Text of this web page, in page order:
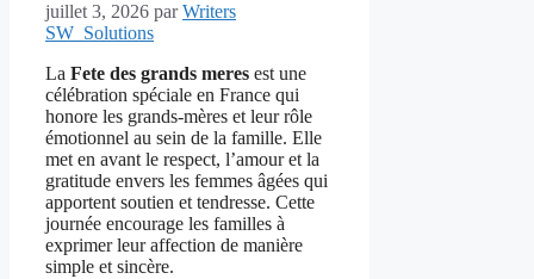
juillet 3, 2026 parWriters
SW_Solutions
La Fete des grands meres est une
célébration spéciale en France qui
honore les grands-mères et leur rôle
émotionnel au sein de la famille. Elle
met en avant le respect, l’amour et la
gratitude envers les femmes âgées qui
apportent soutien et tendresse. Cette
journée encourage les familles à
exprimer leur affection de manière
simple et sincère.